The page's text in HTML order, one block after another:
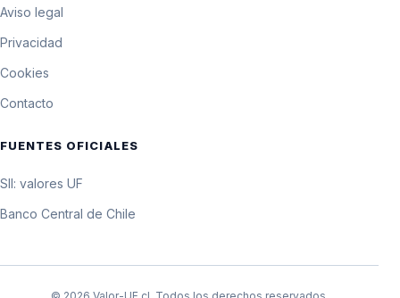
Aviso legal
Privacidad
Cookies
Contacto
FUENTES OFICIALES
SII: valores UF
Banco Central de Chile